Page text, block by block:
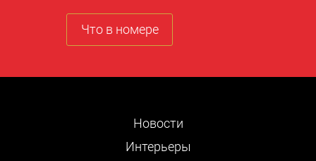
Что в номере
Новости
Интерьеры